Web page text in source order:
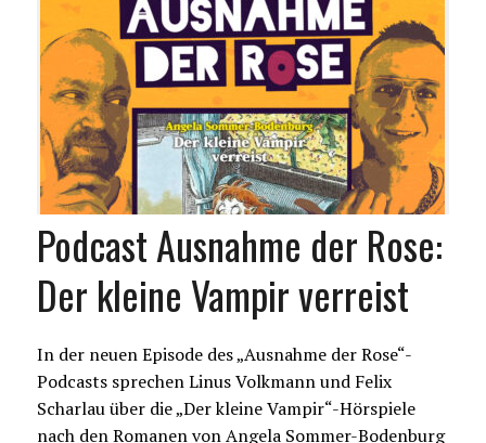
Podcast Ausnahme der Rose:
Der kleine Vampir verreist
In der neuen Episode des „Ausnahme der Rose“-
Podcasts sprechen Linus Volkmann und Felix
Scharlau über die „Der kleine Vampir“-Hörspiele
nach den Romanen von Angela Sommer-Bodenburg